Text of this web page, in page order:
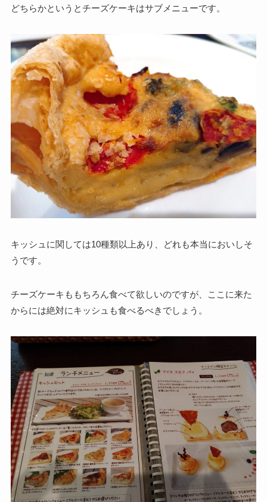
どちらかというとチーズケーキはサブメニューです。
キッシュに関しては10種類以上あり、どれも本当においしそ
うです。
チーズケーキももちろん食べて欲しいのですが、ここに来た
からには絶対にキッシュも食べるべきでしょう。